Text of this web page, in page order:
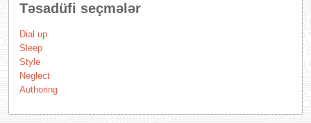
Təsadüfi seçmələr
Dial up
Sleep
Style
Neglect
Authoring